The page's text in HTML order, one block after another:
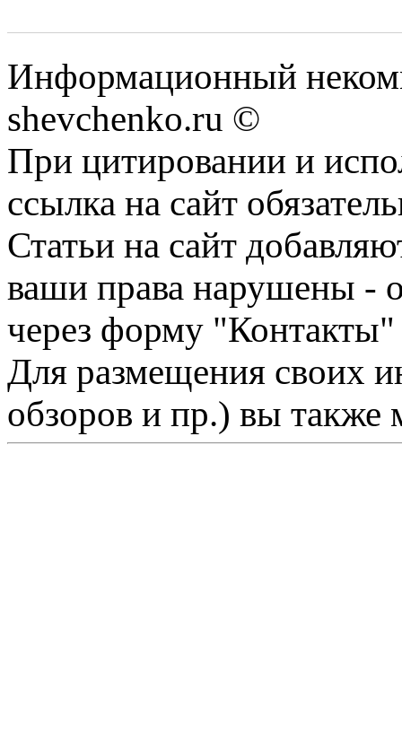
Информационный
shevchenko.ru ©
При цитировании и
ссылка на сайт
Статьи на сайт
ваши права нарушены -
через форму "Контакты"
Для размещения своих
обзоров и пр.) вы также